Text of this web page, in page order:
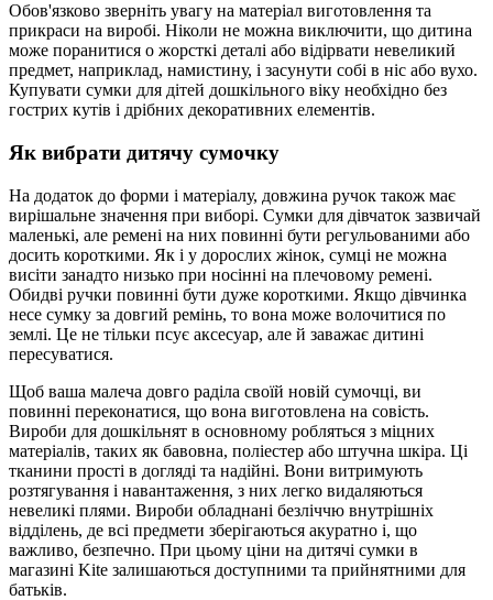
Обов'язково зверніть увагу на матеріал виготовлення та
прикраси на виробі. Ніколи не можна виключити, що дитина
може поранитися о жорсткі деталі або відірвати невеликий
предмет, наприклад, намистину, і засунути собі в ніс або вухо.
Купувати сумки для дітей дошкільного віку необхідно без
гострих кутів і дрібних декоративних елементів.
Як вибрати дитячу сумочку
На додаток до форми і матеріалу, довжина ручок також має
вирішальне значення при виборі. Сумки для дівчаток зазвичай
маленькі, але ремені на них повинні бути регульованими або
досить короткими. Як і у дорослих жінок, сумці не можна
висіти занадто низько при носінні на плечовому ремені.
Обидві ручки повинні бути дуже короткими. Якщо дівчинка
несе сумку за довгий ремінь, то вона може волочитися по
землі. Це не тільки псує аксесуар, але й заважає дитині
пересуватися.
Щоб ваша малеча довго раділа своїй новій сумочці, ви
повинні переконатися, що вона виготовлена на совість.
Вироби для дошкільнят в основному робляться з міцних
матеріалів, таких як бавовна, поліестер або штучна шкіра. Ці
тканини прості в догляді та надійні. Вони витримують
розтягування і навантаження, з них легко видаляються
невеликі плями. Вироби обладнані безліччю внутрішніх
відділень, де всі предмети зберігаються акуратно і, що
важливо, безпечно. При цьому ціни на дитячі сумки в
магазині Kite залишаються доступними та прийнятними для
батьків.